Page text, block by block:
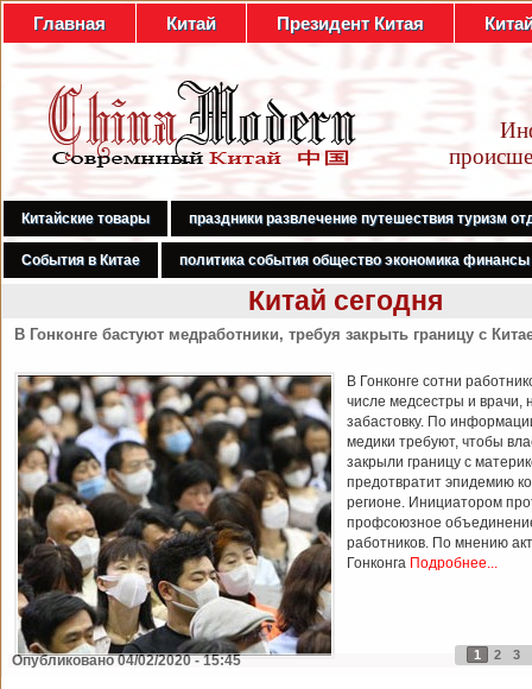
Главная Китай Президент Китая
Китайские товары праздники развлечение путешествия туризм
События в Китае политика события общество экономика финансы
Китай сегодня
В Гонконге бастуют медработники, требуя закрыть границу с
В Гонконге сотни
числе медсестры и врачи,
забастовку. По
медики требуют, чтобы
закрыли границу с
предотвратит эпидемию
регионе. Инициатором
профсоюзное
работников. По мнению
Гонконга Подробнее...
Опубликовано 04/02/2020 - 15:45 1 2 3